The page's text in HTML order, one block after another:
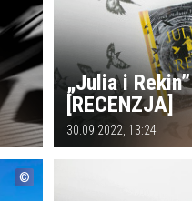
„Julia i Rekin”
[RECENZJA]
30.09.2022, 13:24